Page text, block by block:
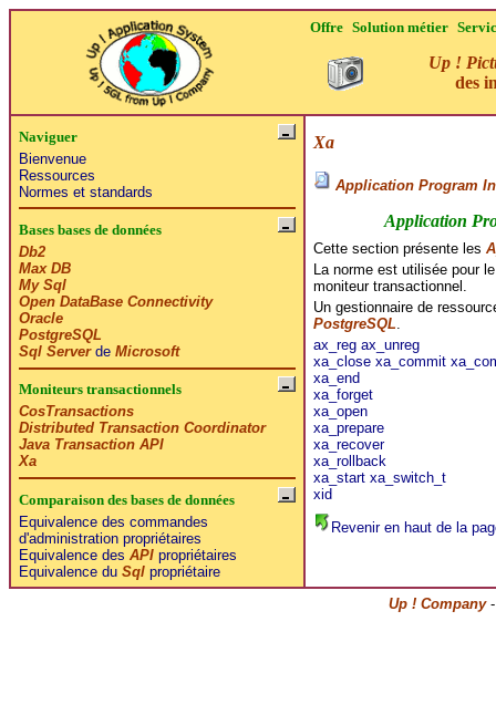
Offre Solution métier
Up !
des
Naviguer
Bienvenue
Ressources
Normes et standards
Bases bases de données
Db2
Max DB
My Sql
Open DataBase Connectivity
Oracle
PostgreSQL
Sql Serverde Microsoft
Moniteurs transactionnels
CosTransactions
Distributed Transaction Coordinator
Java Transaction API
Xa
Comparaison des bases de données
Equivalence des commandes
d'administration propriétaires
Equivalence des APIpropriétaires
Equivalence du Sqlpropriétaire
Xa
Application Program
Application
Cette section présente les
La norme est utilisée pour
moniteur transactionnel.
Un gestionnaire de
PostgreSQL
ax_reg ax_unreg
xa_close xa_commit
xa_end
xa_forget
xa_open
xa_prepare
xa_recover
xa_rollback
xa_start xa_switch_t
xid
Revenir en haut de la
Up ! Company